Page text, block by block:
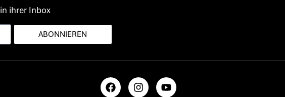
ihrer Inbox
ABONNIEREN